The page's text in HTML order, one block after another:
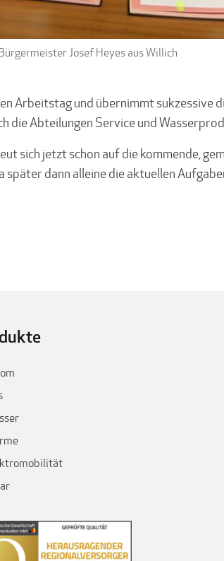
Josef Heyes aus Willich
Arbeitstag und übernimmt sukzessive
die Abteilungen Service und
sich jetzt schon auf die kommende,
dann alleine die aktuellen